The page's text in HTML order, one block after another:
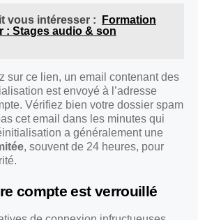
vous intéresser :
Formation
: Stages audio & son
sur ce lien, un email contenant des
est envoyé à l’adresse
Vérifiez bien votre dossier spam
cet email dans les minutes qui
a généralement une
, souvent de 24 heures, pour
compte est verrouillé